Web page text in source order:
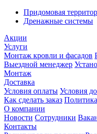
Придомовая
Дренажные системы
Акции
Услуги
Монтаж кровли и фасадов
Выездной менеджер
Монтаж
Доставка
Условия оплаты Условия
Как сделать заказ
О компании
Новости Сотрудники
Контакты